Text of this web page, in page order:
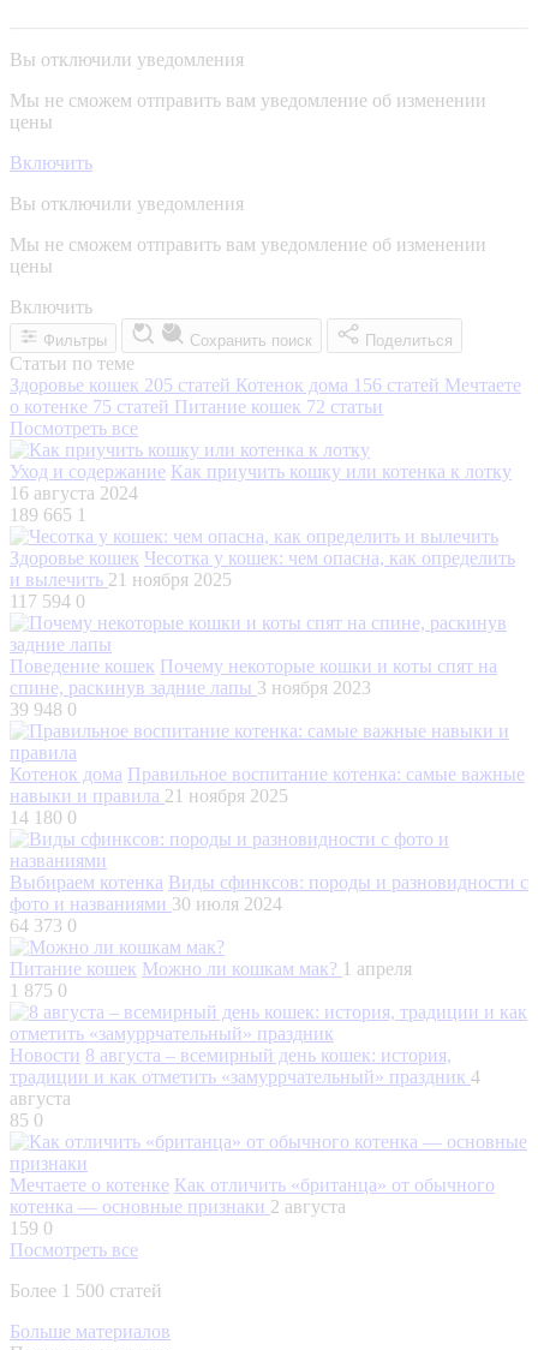
Вы отключили уведомления
Мы не сможем отправить вам уведомление об изменении
цены
Включить
Вы отключили уведомления
Мы не сможем отправить вам уведомление об изменении
цены
Включить
Фильтры Сохранить поиск Поделиться
Статьи по теме
Здоровье кошек 205 статей Котенок дома 156 статей Мечтаете
о котенке 75 статей Питание кошек 72 статьи
Посмотреть все
Уход и содержание Как приучить кошку или котенка к лотку
16 августа 2024
189 665 1
Здоровье кошек Чесотка у кошек: чем опасна, как определить
и вылечить 21 ноября 2025
117 594 0
Поведение кошек Почему некоторые кошки и коты спят на
спине, раскинув задние лапы 3 ноября 2023
39 948 0
Котенок дома Правильное воспитание котенка: самые важные
навыки и правила 21 ноября 2025
14 180 0
Выбираем котенка Виды сфинксов: породы и разновидности с
фото и названиями 30 июля 2024
64 373 0
Питание кошек Можно ли кошкам мак? 1 апреля
1 875 0
Новости 8 августа – всемирный день кошек: история,
традиции и как отметить «замуррчательный» праздник 4
августа
85 0
Мечтаете о котенке Как отличить «британца» от обычного
котенка — основные признаки 2 августа
159 0
Посмотреть все
Более 1 500 статей
Больше материалов